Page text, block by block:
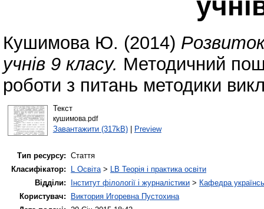
Кушимова Ю. (2014)
учнів 9 класу. Методичний
роботи з питань методики
Текст
кушимова.pdf
Завантажити (317kB)| Preview
Тип ресурсу: Стаття
Класифікатор:
L Освіта> LB Теорія і практика освіти
Відділи:
Інститут філології і журналістики > Кафедра
Користувач:
Виктория Игоревна Пустохина